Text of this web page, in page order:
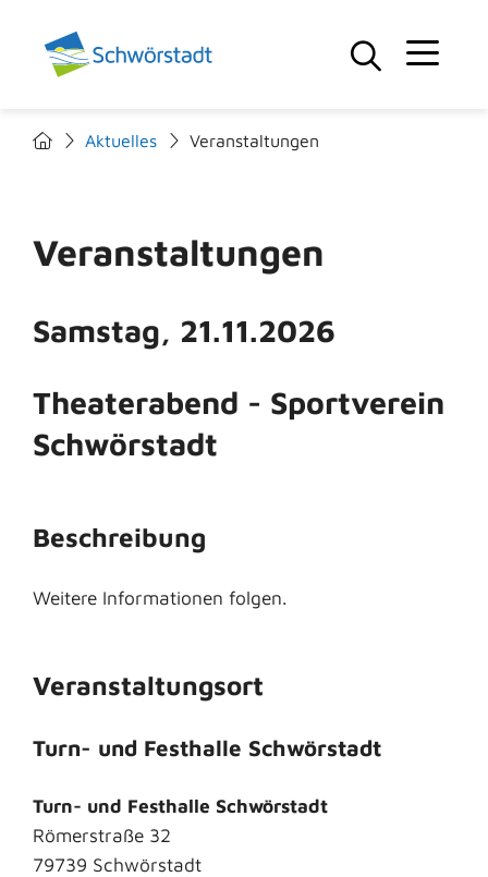
Aktuelles Veranstaltungen
Veranstaltungen
Samstag, 21.11.2026
Theaterabend - Sportverein
Schwörstadt
Beschreibung
Weitere Informationen folgen.
Veranstaltungsort
Turn- und Festhalle Schwörstadt
Turn- und Festhalle Schwörstadt
Römerstraße 32
79739 Schwörstadt